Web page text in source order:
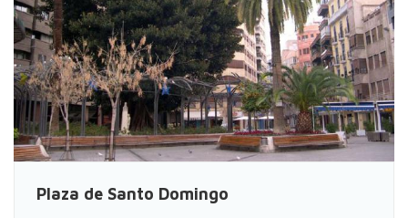
Plaza de Santo Domingo